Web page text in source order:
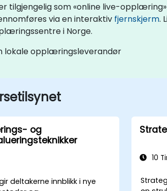
tilgjengelig som «online live-
via en interaktiv fjernskjerm.
i Norge.
lokale opplæringsleverandør
og
deltakerne innblikk i nye
10